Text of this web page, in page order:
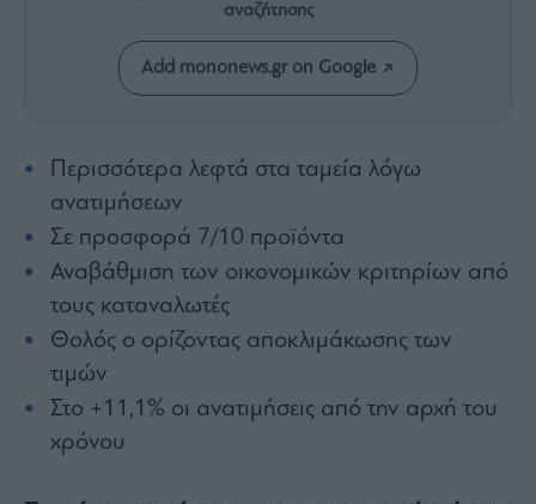
Συνεντεύξεις
Les
Vivants
Auto
Life
Style
Architecture
αναζήτησης
Add mononews.gr on Google
Περισσότερα λεφτά στα ταμεία λόγω
ανατιμήσεων
Σε προσφορά 7/10 προϊόντα
Αναβάθμιση των οικονομικών κριτηρίων από
τους καταναλωτές
Θολός ο ορίζοντας αποκλιμάκωσης των
τιμών
Στο +11,1% οι ανατιμήσεις από την αρχή του
χρόνου